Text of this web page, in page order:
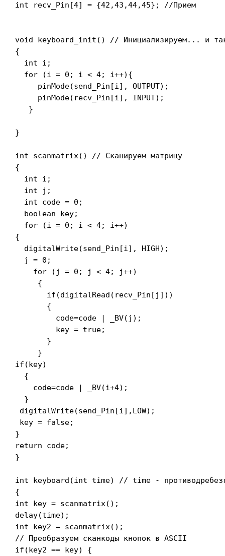
int recv_Pin[4] = {42,43,44,45}; //Прием
void keyboard_init() // Инициализируем... и
{
  int i;
  for (i = 0; i < 4; i++){
     pinMode(send_Pin[i], OUTPUT);
     pinMode(recv_Pin[i], INPUT);
   }
}
int scanmatrix() // Сканируем матрицу
{
  int i;
  int j;
  int code = 0;
  boolean key;
  for (i = 0; i < 4; i++)
{
  digitalWrite(send_Pin[i], HIGH);
  j = 0;
    for (j = 0; j < 4; j++)
     {
       if(digitalRead(recv_Pin[j]))
       {
         code=code | _BV(j);
         key = true;
       }
     }
if(key)
  {
    code=code | _BV(i+4);
  }
digitalWrite(send_Pin[i],LOW);
key = false;
}
return code;
}
int keyboard(int time) // time -
{
int key = scanmatrix();
delay(time);
int key2 = scanmatrix();
// Преобразуем сканкоды кнопок в ASCII
if(key2 == key) {